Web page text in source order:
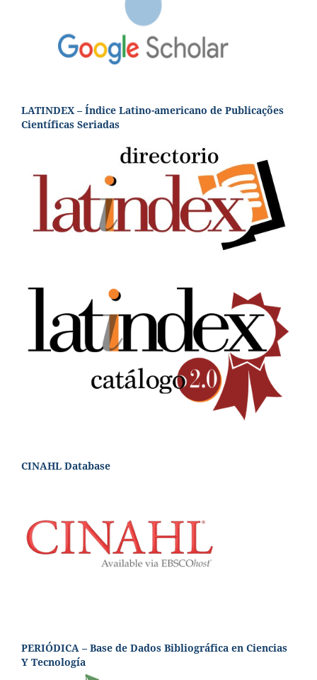
LATINDEX – Índice Latino-americano de Publicações
Científicas Seriadas
CINAHL Database
PERIÓDICA – Base de Dados Bibliográfica en Ciencias
Y Tecnología